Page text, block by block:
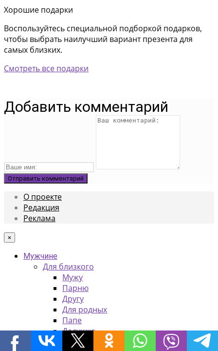
Хорошие подарки
Воспользуйтесь специальной подборкой подарков,
чтобы выбрать наилучший вариант презента для
самых близких.
Смотреть все подарки
Добавить комментарий
О проекте
Редакция
Реклама
×
Мужчине
Для близкого
Мужу
Парню
Другу
Для родных
Папе
Дедушке
Дяде